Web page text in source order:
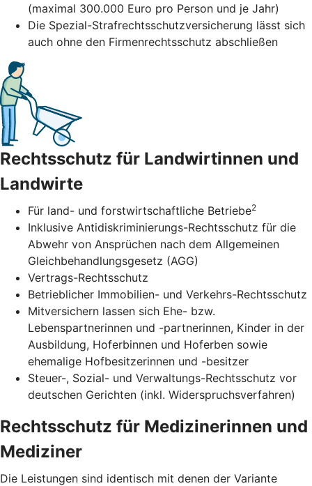
(maximal 300.000 Euro pro Person und je Jahr)
Die Spezial-Strafrechtsschutzversicherung lässt sich
auch ohne den Firmenrechtsschutz abschließen
Rechtsschutz für Landwirtinnen und
Landwirte
Für land- und forstwirtschaftliche Betriebe2
Inklusive Antidiskriminierungs-Rechtsschutz für die
Abwehr von Ansprüchen nach dem Allgemeinen
Gleichbehandlungsgesetz (AGG)
Vertrags-Rechtsschutz
Betrieblicher Immobilien- und Verkehrs-Rechtsschutz
Mitversichern lassen sich Ehe- bzw.
Lebenspartnerinnen und -partnerinnen, Kinder in der
Ausbildung, Hoferbinnen und Hoferben sowie
ehemalige Hofbesitzerinnen und -besitzer
Steuer-, Sozial- und Verwaltungs-Rechtsschutz vor
deutschen Gerichten (inkl. Widerspruchsverfahren)
Rechtsschutz für Medizinerinnen und
Mediziner
Die Leistungen sind identisch mit denen der Variante